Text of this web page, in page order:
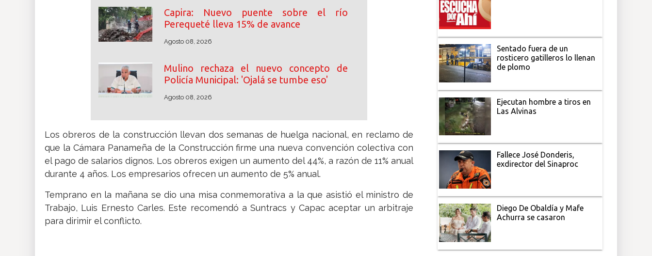
Capira: Nuevo puente sobre el río
Perequeté lleva 15% de avance
Agosto 08, 2026
Mulino rechaza el nuevo concepto de
Policía Municipal: 'Ojalá se tumbe eso'
Agosto 08, 2026
Los obreros de la construcción llevan dos semanas de huelga nacional, en reclamo de
que la Cámara Panameña de la Construcción firme una nueva convención colectiva con
el pago de salarios dignos. Los obreros exigen un aumento del 44%, a razón de 11% anual
durante 4 años. Los empresarios ofrecen un aumento de 5% anual.
Temprano en la mañana se dio una misa conmemorativa a la que asistió el ministro de
Trabajo, Luis Ernesto Carles. Este recomendó a Suntracs y Capac aceptar un arbitraje
para dirimir el conflicto.
Sentado fuera de un
rosticero gatilleros lo llenan
de plomo
Ejecutan hombre a tiros en
Las Alvinas
Fallece José Donderis,
exdirector del Sinaproc
Diego De Obaldía y Mafe
Achurra se casaron